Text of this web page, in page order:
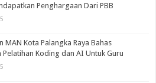
Penghargaan Dari PBB
MAN Kota Palangka Raya Bahas
Pelatihan Koding dan AI Untuk Guru